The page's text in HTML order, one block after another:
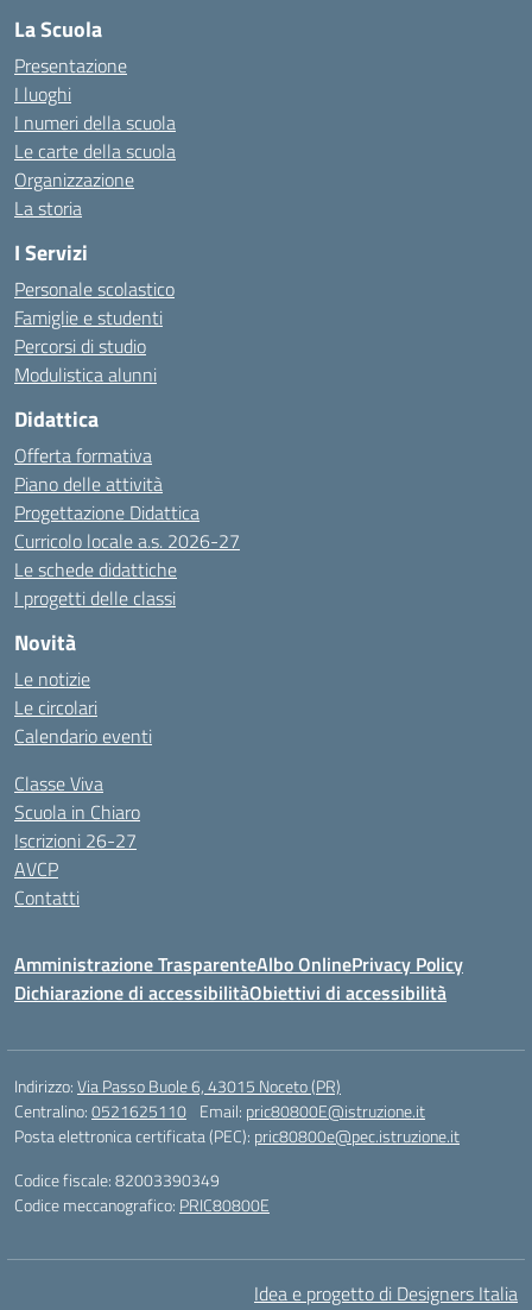
La Scuola
Presentazione
I luoghi
I numeri della scuola
Le carte della scuola
Organizzazione
La storia
I Servizi
Personale scolastico
Famiglie e studenti
Percorsi di studio
Modulistica alunni
Didattica
Offerta formativa
Piano delle attività
Progettazione Didattica
Curricolo locale a.s. 2026-27
Le schede didattiche
I progetti delle classi
Novità
Le notizie
Le circolari
Calendario eventi
Classe Viva
Scuola in Chiaro
Iscrizioni 26-27
AVCP
Contatti
Amministrazione TrasparenteAlbo OnlinePrivacy Policy
Dichiarazione di accessibilitàObiettivi di accessibilità
Indirizzo:Via Passo Buole 6, 43015 Noceto (PR)
Centralino:0521625110 Email: pric80800E@istruzione.it
Posta elettronica certificata (PEC): pric80800e@pec.istruzione.it
Codice fiscale: 82003390349
Codice meccanografico: PRIC80800E
Idea e progetto di Designers Italia